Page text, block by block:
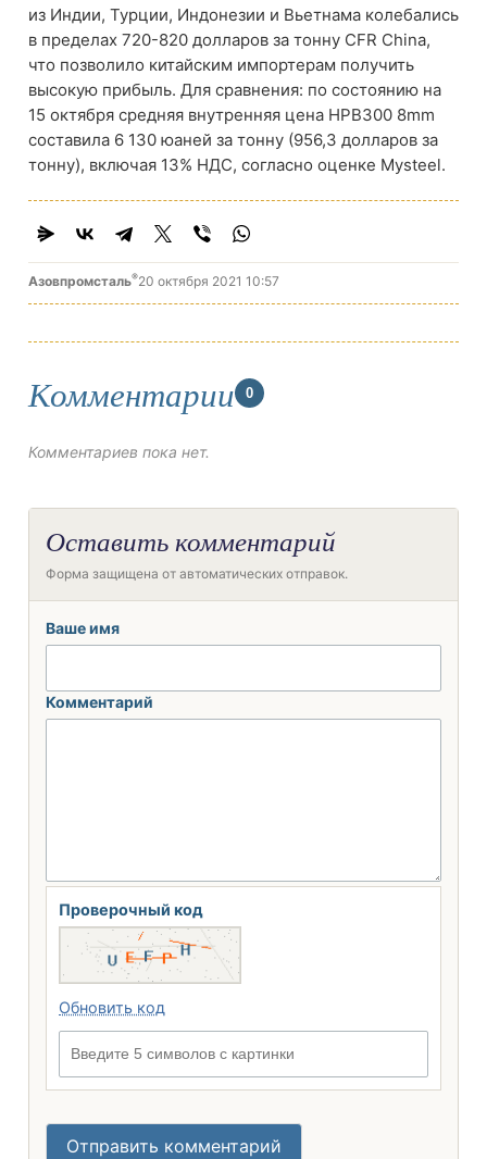
из Индии, Турции, Индонезии и Вьетнама колебались
в пределах 720-820 долларов за тонну CFR China,
что позволило китайским импортерам получить
высокую прибыль. Для сравнения: по состоянию на
15 октября средняя внутренняя цена HPB300 8mm
составила 6 130 юаней за тонну (956,3 долларов за
тонну), включая 13% НДС, согласно оценке Mysteel.
Азовпромсталь®20 октября 2021 10:57
Комментарии 0
Комментариев пока нет.
Оставить комментарий
Форма защищена от автоматических отправок.
Ваше имя
Комментарий
Проверочный код
Обновить код
Отправить комментарий